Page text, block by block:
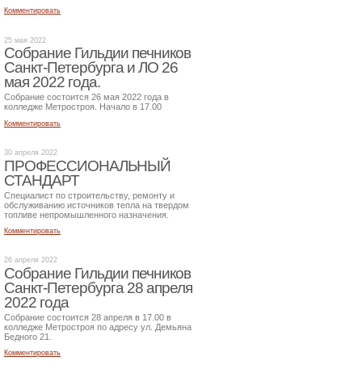
Комментировать
25 мая 2022
Собрание Гильдии печников
Санкт-Петербурга и ЛО 26
мая 2022 года.
Собрание состоится 26 мая 2022 года в
колледже Метростроя. Начало в 17.00
Комментировать
30 апреля 2022
ПРОФЕССИОНАЛЬНЫЙ
СТАНДАРТ
Специалист по строительству, ремонту и
обслуживанию источников тепла на твердом
топливе непромышленного назначения.
Комментировать
26 апреля 2022
Собрание Гильдии печников
Санкт-Петербурга 28 апреля
2022 года
Собрание состоится 28 апреля в 17.00 в
колледже Метростроя по адресу ул. Демьяна
Бедного 21.
Комментировать